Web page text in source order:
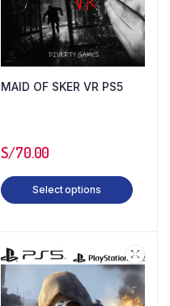
MAID OF SKER VR PS5
S/70.00
Select options